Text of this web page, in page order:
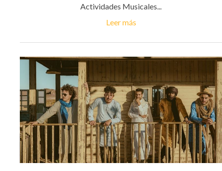
Actividades Musicales...
Leer más